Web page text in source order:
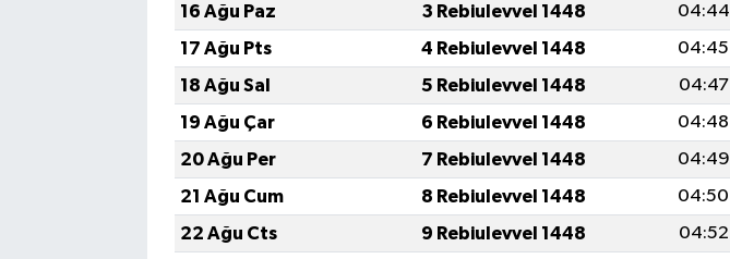
16 Ağu Paz
3 Rebiulevvel 1448 04:44
17 Ağu Pts
4 Rebiulevvel 1448 04:45
18 Ağu Sal
5 Rebiulevvel 1448 04:47
19 Ağu Çar
6 Rebiulevvel 1448 04:48
20 Ağu Per
7 Rebiulevvel 1448 04:49
21 Ağu Cum
8 Rebiulevvel 1448 04:50
22 Ağu Cts
9 Rebiulevvel 1448 04:52